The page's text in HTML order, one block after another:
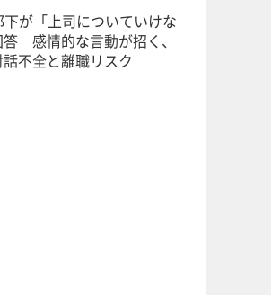
が「上司についていけな
答 感情的な言動が招く、
不全と離職リスク